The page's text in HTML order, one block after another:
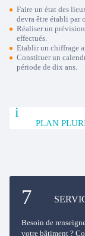
Faire un état des
devra être établi par
Réaliser un
effectués.
Etablir un chiffrage
Constituer un
période de dix ans.
PLAN
Besoin de
votre bâtiment ?